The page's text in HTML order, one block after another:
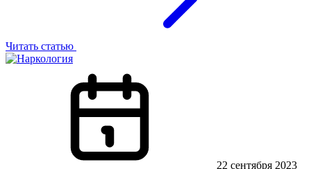
Читать статью
22 сентября 2023